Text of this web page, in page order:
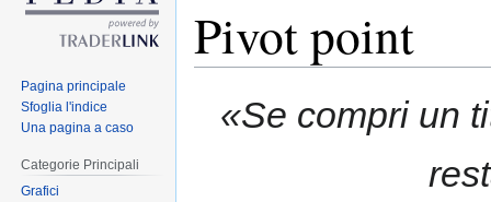
Pivot point
«Se compri un
Pagina principale
Sfoglia l'indice
Una pagina a caso
Categorie Principali
Grafici